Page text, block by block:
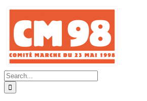
Skip
content
Search
for: